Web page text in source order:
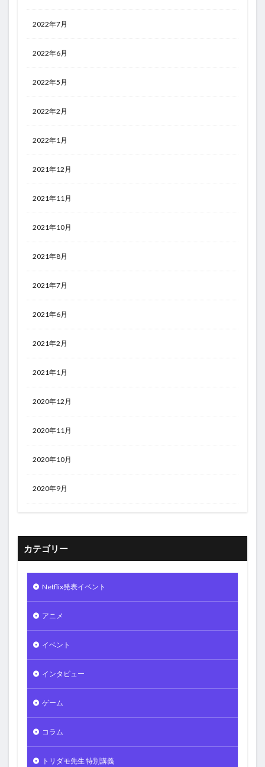
2022年7月
2022年6月
2022年5月
2022年2月
2022年1月
2021年12月
2021年11月
2021年10月
2021年8月
2021年7月
2021年6月
2021年2月
2021年1月
2020年12月
2020年11月
2020年10月
2020年9月
カテゴリー
Netflix発表イベント
アニメ
イベント
インタビュー
ゲーム
コラム
トリダモ先生 特別講義